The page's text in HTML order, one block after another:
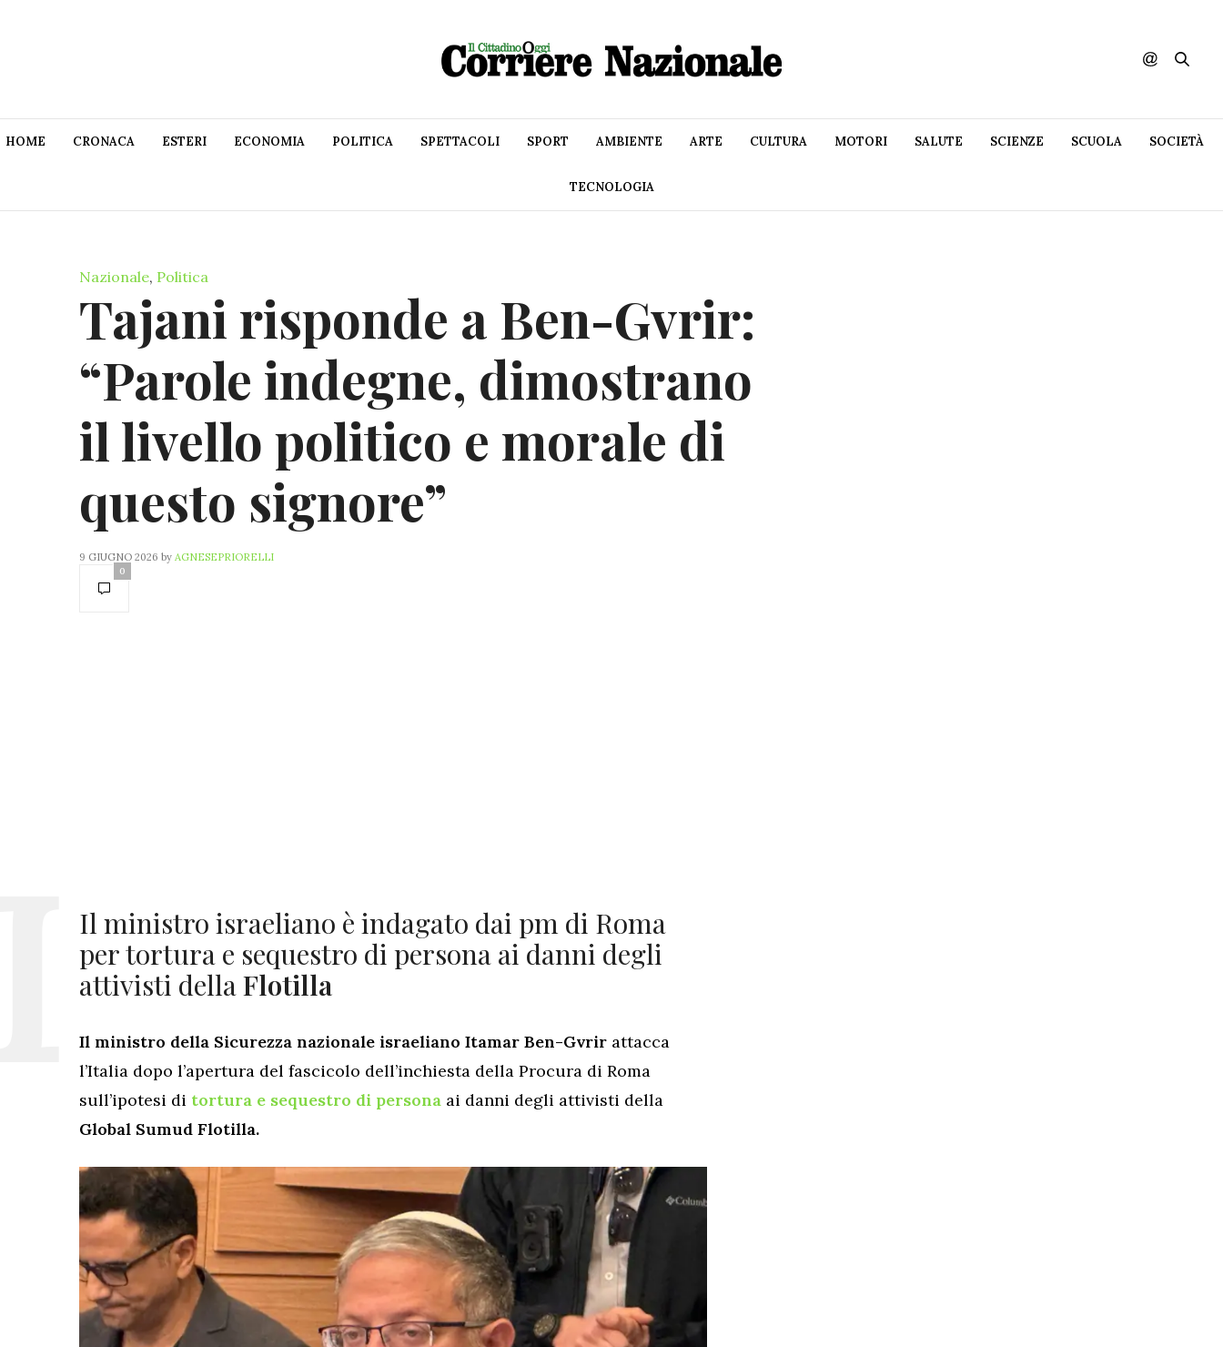
HOME CRONACA ESTERI ECONOMIA POLITICA SPETTACOLI SPORT AMBIENTE ARTE CULTURA MOTORI SALUTE SCIENZE SCUOLA SOCIETÀ
TECNOLOGIA
Nazionale, Politica
Tajani risponde a Ben-Gvrir:
“Parole indegne, dimostrano
il livello politico e morale di
questo signore”
9 GIUGNO 2026 by AGNESEPRIORELLI
0
Il ministro israeliano è indagato dai pm di Roma
per tortura e sequestro di persona ai danni degli
attivisti dellaFlotilla
Il ministro della Sicurezza nazionale israeliano Itamar Ben-Gvrir attacca
l’Italia dopo l’apertura del fascicolo dell’inchiesta della Procura di Roma
sull’ipotesi di tortura e sequestro di persona ai danni degli attivisti della
Global Sumud Flotilla.